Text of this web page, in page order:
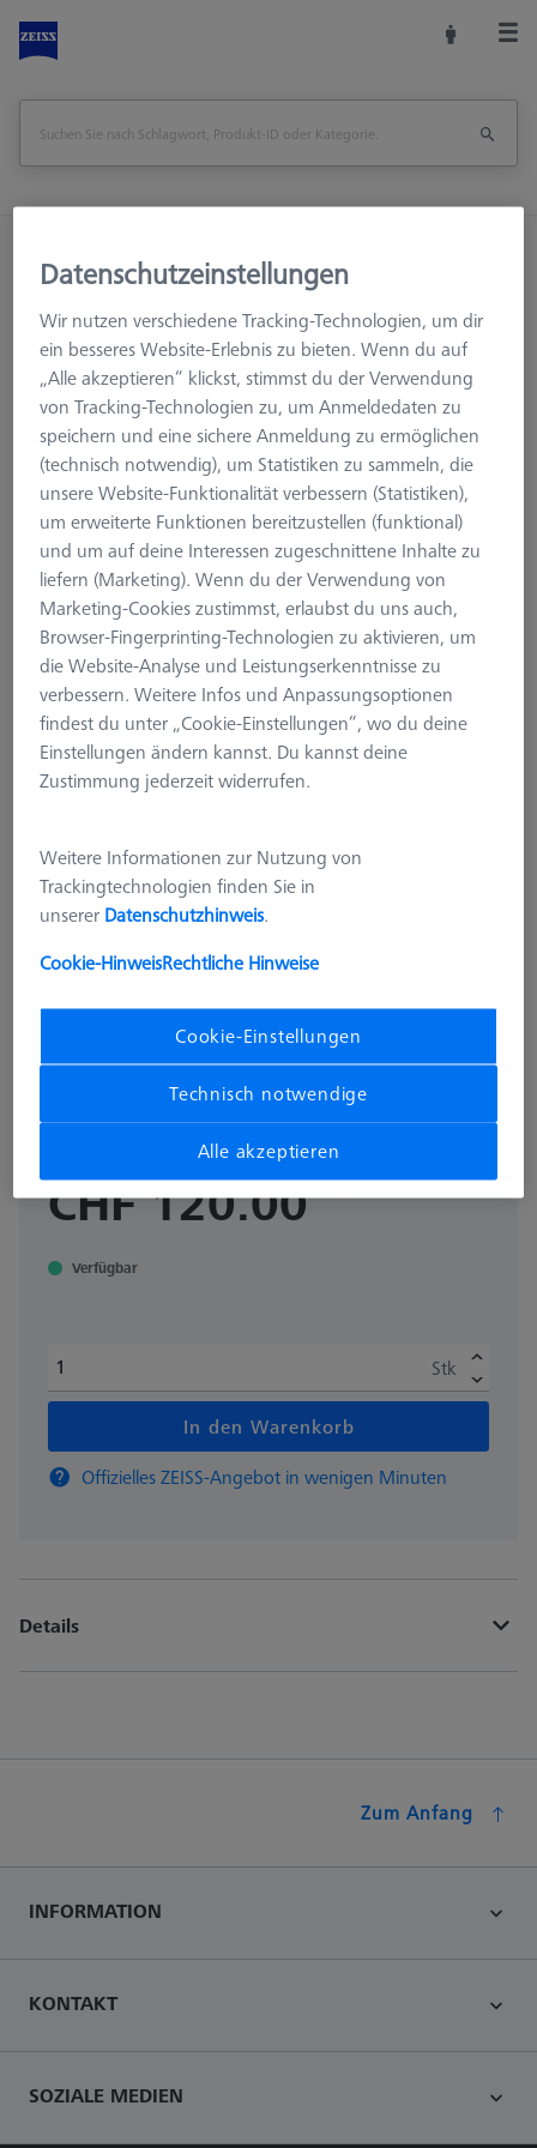
Bücher
Cookbook Statistik, Deutsche Ausgabe
Seite drucken
Übersicht
Cookbook Statistik, Deutsche
600033-2021-013
Dieses Produkt wurde noch nicht bewertet.
CHF 120.00 zzgl. USt.
Verfügbar
Stk
In den Warenkorb
Offizielles ZEISS-Angebot in wenigen Minuten
Details
Zum Anfang
INFORMATION
KONTAKT
SOZIALE MEDIEN
Datenschutzeinstellungen
Wir nutzen verschiedene Tracking-Technologien, um dir
ein besseres Website-Erlebnis zu bieten. Wenn du auf
„Alle akzeptieren“ klickst, stimmst du der Verwendung
von Tracking-Technologien zu, um Anmeldedaten zu
speichern und eine sichere Anmeldung zu ermöglichen
(technisch notwendig), um Statistiken zu sammeln, die
unsere Website-Funktionalität verbessern (Statistiken),
um erweiterte Funktionen bereitzustellen (funktional)
und um auf deine Interessen zugeschnittene Inhalte zu
liefern (Marketing). Wenn du der Verwendung von
Marketing-Cookies zustimmst, erlaubst du uns auch,
Browser-Fingerprinting-Technologien zu aktivieren, um
die Website-Analyse und Leistungserkenntnisse zu
verbessern. Weitere Infos und Anpassungsoptionen
findest du unter „Cookie-Einstellungen“, wo du deine
Einstellungen ändern kannst. Du kannst deine
Zustimmung jederzeit widerrufen.
Weitere Informationen zur Nutzung von
Trackingtechnologien finden Sie in
unserer Datenschutzhinweis.
Cookie-HinweisRechtliche Hinweise
Cookie-Einstellungen
Technisch notwendige
Alle akzeptieren